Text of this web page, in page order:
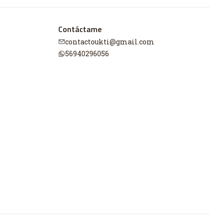
Contáctame
contactoukti@gmail.com
56940296056